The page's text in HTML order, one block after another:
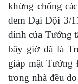
khừng chống
đem Đại Đội 3/
dinh của Tướng
bây giờ đã là
giáp mặt
trong nhà đều